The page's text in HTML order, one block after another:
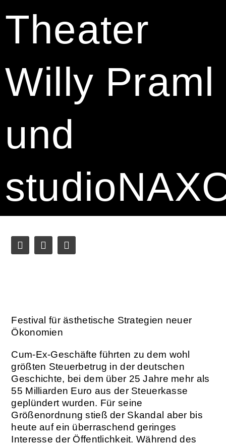
Theater
Willy Praml
und
Festival für ästhetische Strategien neuer
Ökonomien
Cum-Ex-Geschäfte führten zu dem wohl
größten Steuerbetrug in der deutschen
Geschichte, bei dem über 25 Jahre mehr als
55 Milliarden Euro aus der Steuerkasse
geplündert wurden. Für seine
Größenordnung stieß der Skandal aber bis
heute auf ein überraschend geringes
Interesse der Öffentlichkeit. Während des